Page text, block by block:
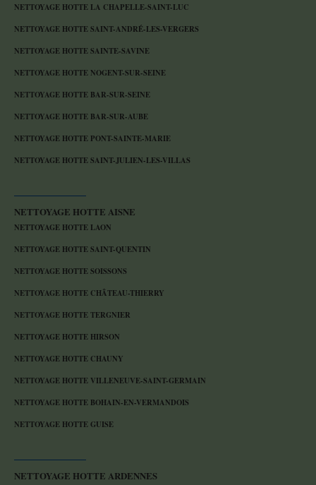
NETTOYAGE HOTTE LA CHAPELLE-SAINT-LUC
NETTOYAGE HOTTE SAINT-ANDRÉ-LES-VERGERS
NETTOYAGE HOTTE SAINTE-SAVINE
NETTOYAGE HOTTE NOGENT-SUR-SEINE
NETTOYAGE HOTTE BAR-SUR-SEINE
NETTOYAGE HOTTE BAR-SUR-AUBE
NETTOYAGE HOTTE PONT-SAINTE-MARIE
NETTOYAGE HOTTE SAINT-JULIEN-LES-VILLAS
NETTOYAGE HOTTE AISNE
NETTOYAGE HOTTE LAON
NETTOYAGE HOTTE SAINT-QUENTIN
NETTOYAGE HOTTE SOISSONS
NETTOYAGE HOTTE CHÂTEAU-THIERRY
NETTOYAGE HOTTE TERGNIER
NETTOYAGE HOTTE HIRSON
NETTOYAGE HOTTE CHAUNY
NETTOYAGE HOTTE VILLENEUVE-SAINT-GERMAIN
NETTOYAGE HOTTE BOHAIN-EN-VERMANDOIS
NETTOYAGE HOTTE GUISE
NETTOYAGE HOTTE ARDENNES